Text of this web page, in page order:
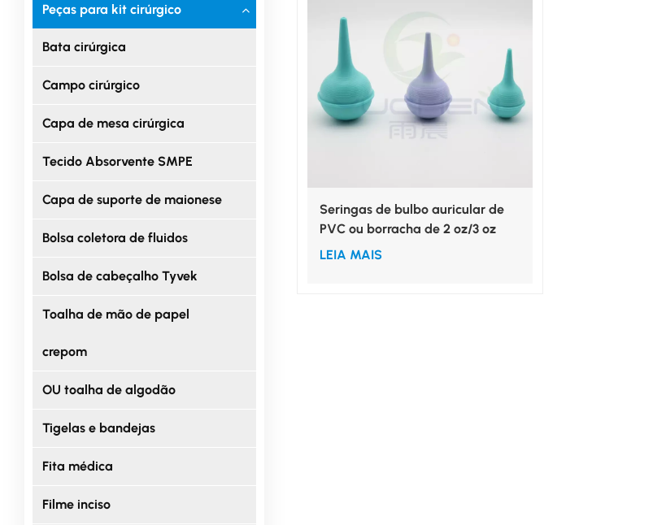
Peças para kit cirúrgico
Bata cirúrgica
Campo cirúrgico
Capa de mesa cirúrgica
Tecido Absorvente SMPE
Capa de suporte de maionese
Bolsa coletora de fluidos
Bolsa de cabeçalho Tyvek
Toalha de mão de papel
crepom
OU toalha de algodão
Tigelas e bandejas
Fita médica
Filme inciso
Seringas de bulbo auricular de
PVC ou borracha de 2 oz/3 oz
para irrigação de feridas
LEIA MAIS